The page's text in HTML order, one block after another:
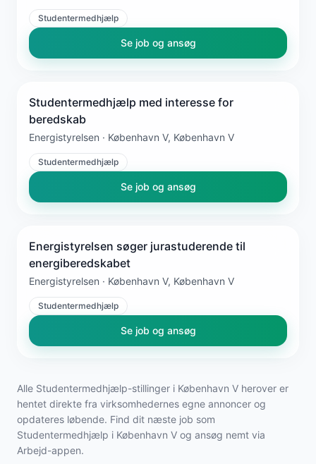
Studentermedhjælp
Se job og ansøg
Studentermedhjælp med interesse for
beredskab
Energistyrelsen · København V, København V
Studentermedhjælp
Se job og ansøg
Energistyrelsen søger jurastuderende til
energiberedskabet
Energistyrelsen · København V, København V
Studentermedhjælp
Se job og ansøg
Alle Studentermedhjælp-stillinger i København V herover er
hentet direkte fra virksomhedernes egne annoncer og
opdateres løbende. Find dit næste job som
Studentermedhjælp i København V og ansøg nemt via
Arbejd-appen.